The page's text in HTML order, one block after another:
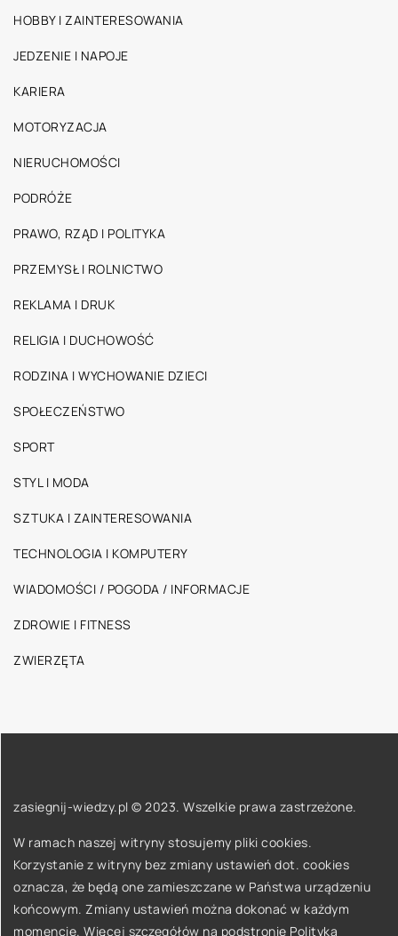
HOBBY I ZAINTERESOWANIA
JEDZENIE I NAPOJE
KARIERA
MOTORYZACJA
NIERUCHOMOŚCI
PODRÓŻE
PRAWO, RZĄD I POLITYKA
PRZEMYSŁ I ROLNICTWO
REKLAMA I DRUK
RELIGIA I DUCHOWOŚĆ
RODZINA I WYCHOWANIE DZIECI
SPOŁECZEŃSTWO
SPORT
STYL I MODA
SZTUKA I ZAINTERESOWANIA
TECHNOLOGIA I KOMPUTERY
WIADOMOŚCI / POGODA / INFORMACJE
ZDROWIE I FITNESS
ZWIERZĘTA
zasiegnij-wiedzy.pl © 2023. Wszelkie prawa zastrzeżone.
W ramach naszej witryny stosujemy pliki cookies.
Korzystanie z witryny bez zmiany ustawień dot. cookies
oznacza, że będą one zamieszczane w Państwa urządzeniu
końcowym. Zmiany ustawień można dokonać w każdym
momencie. Więcej szczegółów na podstronie Polityka